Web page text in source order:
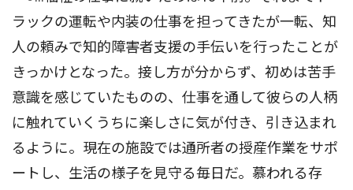
ラックの運転や内装の仕事を担ってきたが一転、知
人の頼みで知的障害者支援の手伝いを行ったことが
きっかけとなった。接し方が分からず、初めは苦手
意識を感じていたものの、仕事を通して彼らの人柄
に触れていくうちに楽しさに気が付き、引き込まれ
るように。現在の施設では通所者の授産作業をサポ
ートし、生活の様子を見守る毎日だ。慕われる存